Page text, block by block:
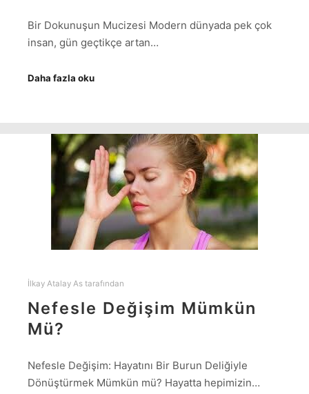
Bir Dokunuşun Mucizesi Modern dünyada pek çok
insan, gün geçtikçe artan…
Daha fazla oku
İlkay Atalay As tarafından
Nefesle Değişim Mümkün
Mü?
Nefesle Değişim: Hayatını Bir Burun Deliğiyle
Dönüştürmek Mümkün mü? Hayatta hepimizin…